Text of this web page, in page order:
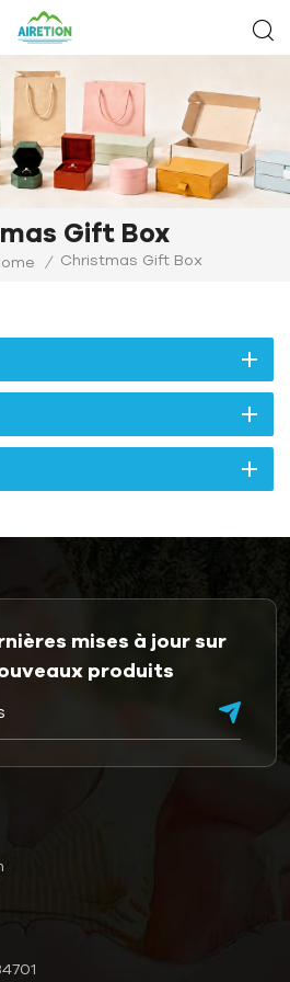
Gift Box
/ Christmas Gift Box
mises à jour sur
produits